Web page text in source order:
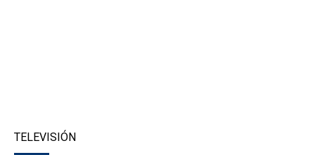
TELEVISIÓN